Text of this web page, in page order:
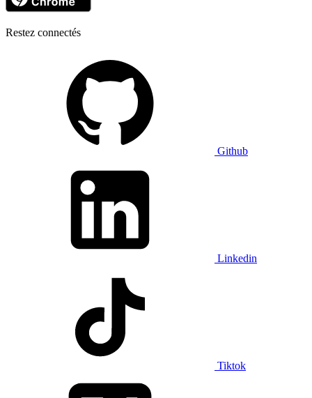
Restez connectés
Github
Linkedin
Tiktok